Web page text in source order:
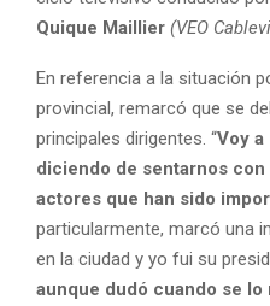
Quique Maillier (VEO
En referencia a la situación
provincial, remarcó que se
principales dirigentes. “Voy
diciendo de sentarnos
actores que han sido
particularmente, marcó una
en la ciudad y yo fui su
aunque dudó cuando se lo